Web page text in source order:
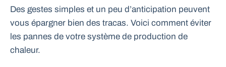
Des gestes simples et un peu d’anticipation peuvent
vous épargner bien des tracas. Voici comment éviter
les pannes de votre système de production de
chaleur.